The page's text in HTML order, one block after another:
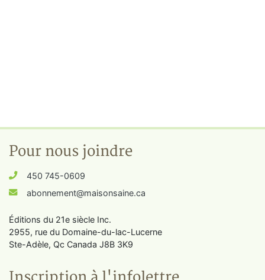
Pour nous joindre
450 745-0609
abonnement@maisonsaine.ca
Éditions du 21e siècle Inc.
2955, rue du Domaine-du-lac-Lucerne
Ste-Adèle, Qc Canada J8B 3K9